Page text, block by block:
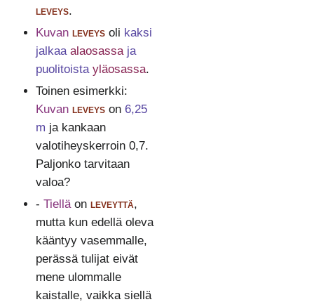
leveys.
Kuvan leveysoli kaksi
jalkaa alaosassa ja
puolitoista yläosassa.
Toinen esimerkki:
Kuvan leveyson 6,25
m ja kankaan
valotiheyskerroin 0,7.
Paljonko tarvitaan
valoa?
- Tielläon leveyttä,
mutta kun edellä oleva
kääntyy vasemmalle,
perässä tulijat eivät
mene ulommalle
kaistalle, vaikka siellä